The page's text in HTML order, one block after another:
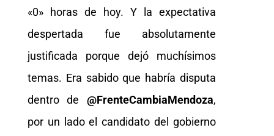
«0» horas de hoy. Y la expectativa
despertada fue absolutamente
justificada porque dejó muchísimos
temas. Era sabido que habría disputa
dentro de@FrenteCambiaMendoza,
por un lado el candidato del gobierno